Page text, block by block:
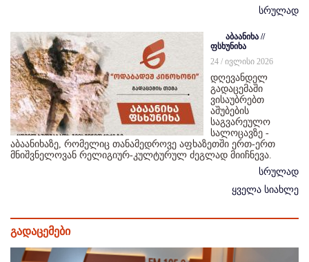
სრულად
აბაანიხა //
ფსხუნიხა
24 / ივლისი 2026
დღევანდელ
გადაცემაში
ვისაუბრებთ
აშუბების
საგვარეულო
სალოცავზე -
აბაანიხაზე, რომელიც თანამედროვე აფხაზეთში ერთ-ერთ
მნიშვნელოვან რელიგიურ-კულტურულ ძეგლად მიიჩნევა.
სრულად
ყველა სიახლე
გადაცემები